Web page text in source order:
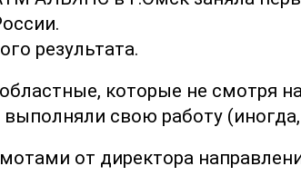
результата.
которые не смотря
свою работу
от директора